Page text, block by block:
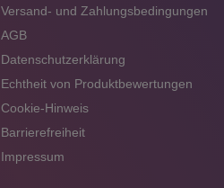
Versand- und Zahlungsbedingungen
AGB
Datenschutzerklärung
Echtheit von Produktbewertungen
Cookie-Hinweis
Barrierefreiheit
Impressum